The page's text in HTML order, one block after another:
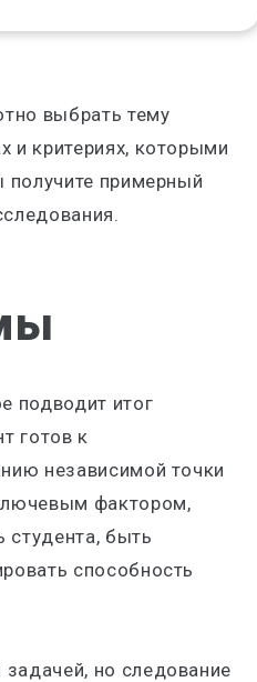
выбрать тему
и критериях, которыми
получите примерный
подводит итог
готов к
независимой точки
фактором,
студента, быть
способность
но следование